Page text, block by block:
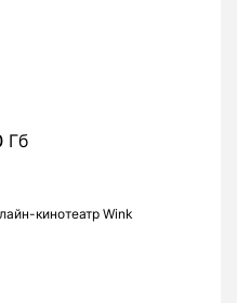
Гб
кинотеатр Wink